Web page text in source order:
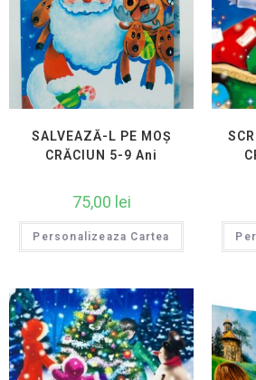
SALVEAZĂ-L PE MOȘ
CRĂCIUN 5-9 Ani
75,00 lei
Personalizeaza Cartea